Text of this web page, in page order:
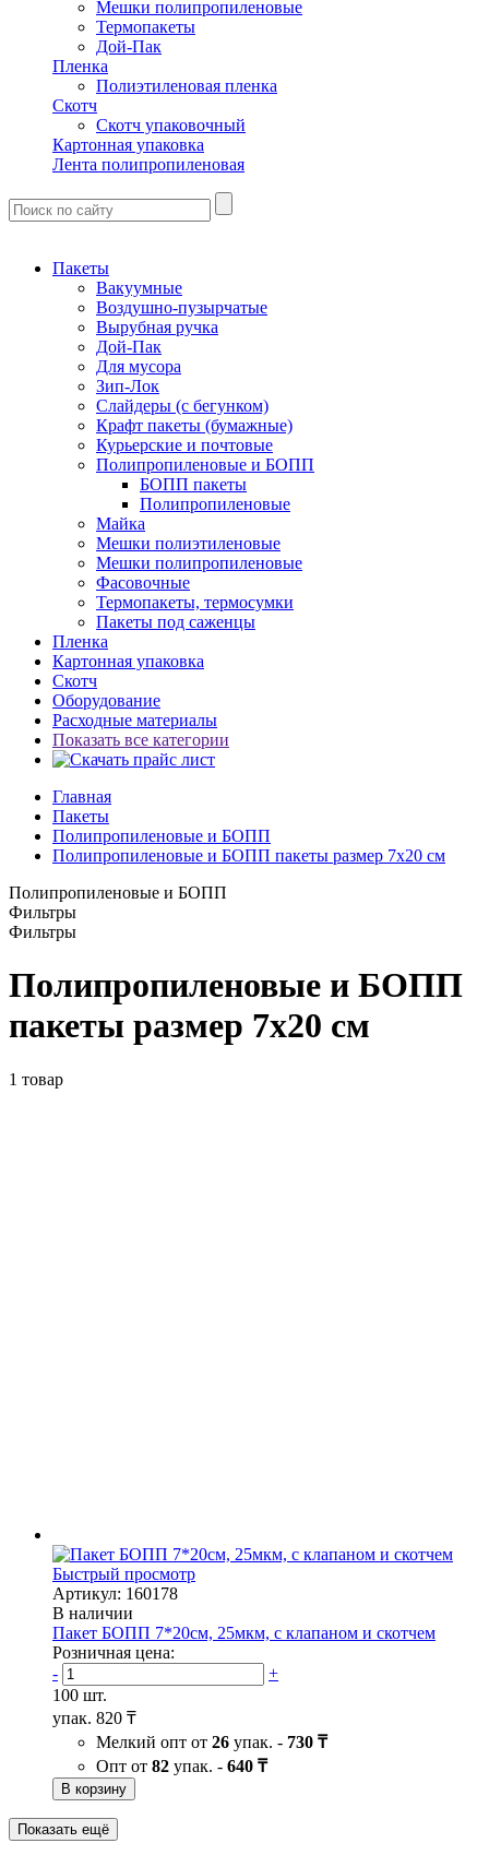
Мешки полипропиленовые
Термопакеты
Дой-Пак
Пленка
Полиэтиленовая пленка
Скотч
Скотч упаковочный
Картонная упаковка
Лента полипропиленовая
Пакеты
Вакуумные
Воздушно-пузырчатые
Вырубная ручка
Дой-Пак
Для мусора
Зип-Лок
Слайдеры (с бегунком)
Крафт пакеты (бумажные)
Курьерские и почтовые
Полипропиленовые и БОПП
БОПП пакеты
Полипропиленовые
Майка
Мешки полиэтиленовые
Мешки полипропиленовые
Фасовочные
Термопакеты, термосумки
Пакеты под саженцы
Пленка
Картонная упаковка
Скотч
Оборудование
Расходные материалы
Показать все категории
Главная
Пакеты
Полипропиленовые и БОПП
Полипропиленовые и БОПП пакеты размер 7x20 см
Полипропиленовые и БОПП
Фильтры
Фильтры
Полипропиленовые и БОПП
пакеты размер 7x20 см
1 товар
Быстрый просмотр
Артикул: 160178
В наличии
Пакет БОПП 7*20см, 25мкм, с клапаном и скотчем
Розничная цена:
-
+
100 шт.
упак. 820 ₸
Мелкий опт от 26 упак. - 730 ₸
Опт от 82 упак. - 640 ₸
В корзину
Показать ещё